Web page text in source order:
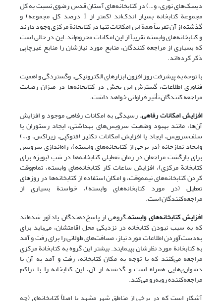
دیسک‌های نوری، و…) در کتابخانه‌های آستان قدس رضوی نسبت به کل
مجموعة کتابخانه بسیار اندک‌اند (کمتر از 1 درصد کل مجموعه) و
گذشته از آن تقریباً همة این امکانات تنها در کتابخانة مرکزی وجود دارند
و کتابخانه‌های وابسته تقریباً از این امکانات محروم‌اند. این در حالی است
که بسیاری از مراجعه کنندگان، منابع مورد نیازشان را منابع غیر‌چاپی
ذکر کرده‌اند.
با توجه به پیشرفت روز افزون ابزارهای الکترونیکی، وگستردگی و اهمیت
فناوری اطلاعات، گسترش این بخش در کتابخانه‌ها در میزان رضایت
مراجعه کنندگان تأثیر فراوانی خواهد داشت.
افزایش امکانات رفاهی.رسیدگی به امکانات رفاهی موجود و افزایش
آن‌ها، مانند بهبود وضعیت سرویس‌های بهداشتی،‌ ایجاد رستوران یا
سلف‌سرویس، ایجاد یا افزایش امکانات تکثیر (فتوکپی، زیراکس، و…)
وایجاد نمازخانه (در برخی از کتابخانه‌های وابسته)، راه‌اندازی سرویس
برای بازگشت مراجعان در زمان تعطیلی کتابخانه‌ها در شب (بویژه برای
کتابخانة مرکزی)، افزایش ساعات کار کتابخانه‌های وابسته، تمام‌وقت
کردن کتابخانه‌های نیمه‌وقت، و امکان استفاده از کتابخانه‌ها در روزهای
تعطیل (در مورد کتابخانه‌های وابسته)، خواستة بسیاری از
مراجعه‌کنندگان است.
افزایش کتابخانه‌های وابسته.گروهی از پاسخ‌دهندگان یادآور شده‌اند
که به سبب نبودن کتابخانه در نزدیکی محل اقامتشان، می‌باید برای
به‌دست‌آوردن اطلاعات مورد نیاز، مسافت‌های طولانی را برای رفت و آمد
به کتابخانة مورد نظرشان بپیمایند. بیشتر این گروه به کتابخانة مرکزی
مراجعه می‌کنند که با توجه به مکان کتابخانه، رفت و آمد به آن با
دشواری‌هایی همراه است و گذشته از آن، این کتابخانه را با تراکم
مراجعه‌کننده روبه‌رو می‌کند.
آشکار است که در برخی از مناطق شهر مشهد یا اصلاً کتابخانه‌ای (چه